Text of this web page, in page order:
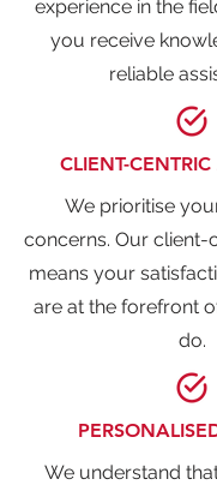
experience in the
you receive
reliable
CLIENT-
We prioritise
concerns. Our
means your
are at the forefront
do.
We understand